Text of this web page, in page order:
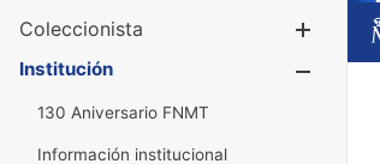
Coleccionista
Institución
130 Aniversario FNMT
Información institucional